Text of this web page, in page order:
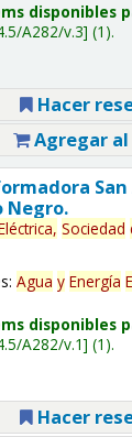
disponibles
A282/v.3 (1).
Hacer
Agregar
Negro.
Sociedad
Agua y Energía
disponibles
A282/v.1 (1).
Hacer